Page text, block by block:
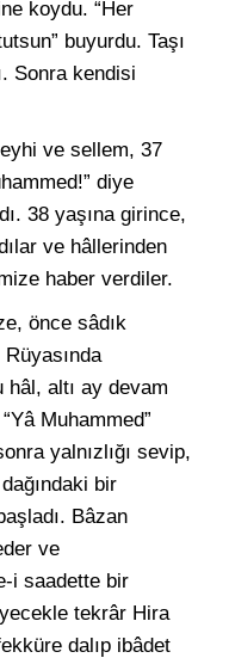
koydu. “Her
buyurdu. Taşı
Sonra kendisi
ve sellem, 37
diye
38 yaşına girince,
ve hâllerinden
haber verdiler.
önce sâdık
hâl, altı ay devam
Muhammed”
yalnızlığı sevip,
bir
Bâzan
ve
i saadette bir
tekrâr Hira
dalıp ibâdet